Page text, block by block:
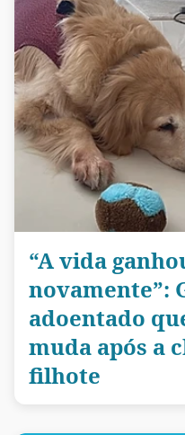
“A vida
novamente”:
adoentado
muda após a
filhote